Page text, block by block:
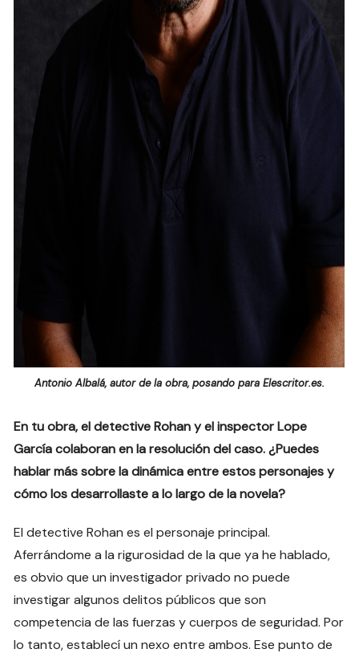
Antonio Albalá, autor de la obra, posando para Elescritor.es.
En tu obra, el detective Rohan y el inspector Lope
García colaboran en la resolución del caso. ¿Puedes
hablar más sobre la dinámica entre estos personajes y
cómo los desarrollaste a lo largo de la novela?
El detective Rohan es el personaje principal.
Aferrándome a la rigurosidad de la que ya he hablado,
es obvio que un investigador privado no puede
investigar algunos delitos públicos que son
competencia de las fuerzas y cuerpos de seguridad. Por
lo tanto, establecí un nexo entre ambos. Ese punto de